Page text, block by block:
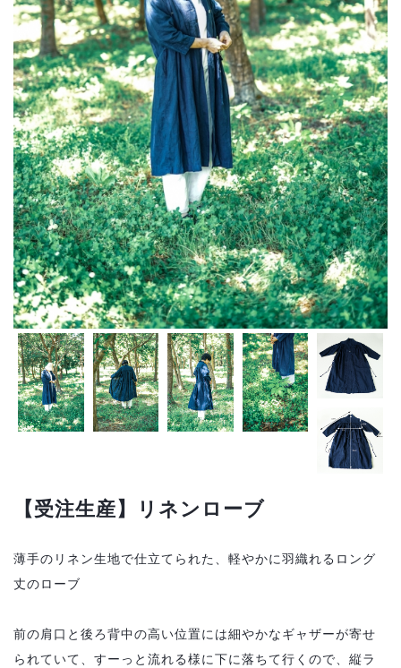
【受注生産】リネンローブ
薄手のリネン生地で仕立てられた、軽やかに羽織れるロング
丈のローブ
前の肩口と後ろ背中の高い位置には細やかなギャザーが寄せ
られていて、すーっと流れる様に下に落ちて行くので、縦ラ